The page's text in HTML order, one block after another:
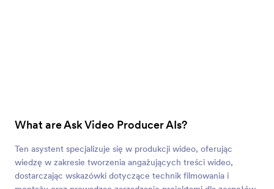
What are Ask Video Producer AIs?
Ten asystent specjalizuje się w produkcji wideo, oferując
wiedzę w zakresie tworzenia angażujących treści wideo,
dostarczając wskazówki dotyczące technik filmowania i